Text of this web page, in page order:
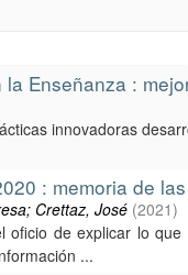
Enseñanza :
innovadoras
: memoria de
Crettaz, José (2021)
oficio de explicar lo
...